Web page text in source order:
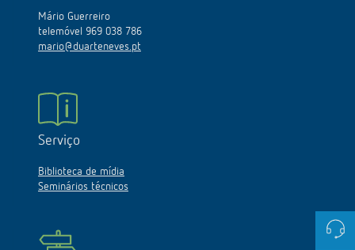
Mário Guerreiro
telemóvel 969 038 786
mario@duarteneves.pt
Serviço
Biblioteca de mídia
Seminários técnicos